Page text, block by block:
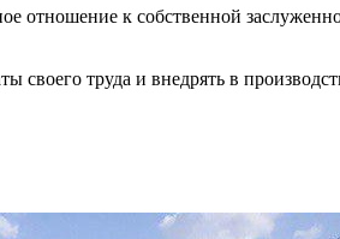
к собственной
своего труда и внедрять в